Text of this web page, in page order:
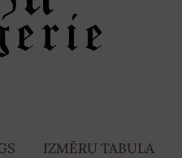
IZMĒRU TABULA